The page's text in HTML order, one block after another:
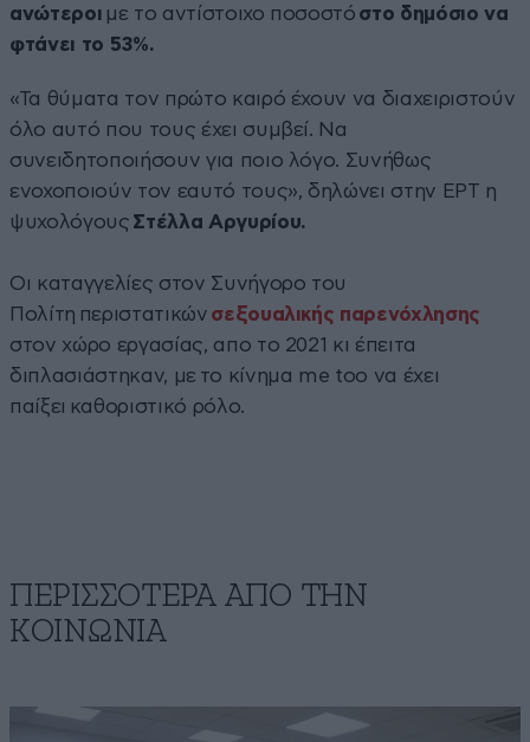
ανώτεροι με το αντίστοιχο ποσοστό στο δημόσιο να
φτάνει το 53%.
«Τα θύματα τον πρώτο καιρό έχουν να διαχειριστούν
όλο αυτό που τους έχει συμβεί. Να
συνειδητοποιήσουν για ποιο λόγο. Συνήθως
ενοχοποιούν τον εαυτό τους», δηλώνει στην ΕΡΤ η
ψυχολόγους Στέλλα Αργυρίου.
Οι καταγγελίες στον Συνήγορο του
Πολίτη περιστατικών σεξουαλικής παρενόχλησης
στον χώρο εργασίας, απο το 2021 κι έπειτα
διπλασιάστηκαν, με το κίνημα me too να έχει
παίξει καθοριστικό ρόλο.
ΠΕΡΙΣΣΟΤΕΡΑ ΑΠΟ ΤΗΝ
ΚΟΙΝΩΝΙΑ